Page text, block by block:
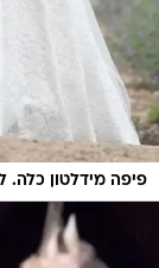
פיפה מידלטון כלה.